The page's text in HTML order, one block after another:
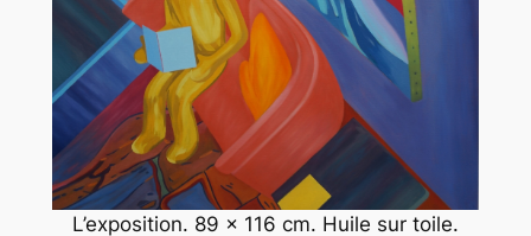
L’exposition. 89 x 116 cm. Huile sur toile.